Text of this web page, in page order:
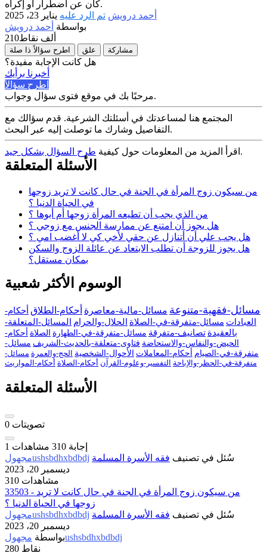
كان عن اضطرار أو إكراه.
أحمد درويش تم الرد عليه يناير 23، 2025
بواسطة أحمد درويش
210ألف نقاط
اطرح سؤالاً ذا صلة علق مشاركة
هل كانت الإجابة مفيدة؟
أخبرنا برأيك
اطرح سؤالاً
مرحبًا بك في موقع فتوى سؤال وجواب.
المجتمع هنا لمساعدتك في أسئلتك الشرعية. قدم سؤالك مع
التفاصيل وشارك ما توصلت إليه عبر البحث.
اقرأ المزيد من المعلومات حول كيفية طرح السؤال بشكل جيد .
الأسئلة المتعلقة
من سيكون زوج المرأة في الجنة في حال كانت لا تريد زوجها
في الحياة الدنيا ؟
من الذي يجب أن تطيعه المرأة زوجها أم أبوها ؟
هل يجوز أن امتنع عن ممارسة الجنس مع زوجي ؟
هل يجب علي أن أتنازل عن حقي لأخي كي لا أغضب امي ؟
هل يجوز للزوجة أن تطلب الابتعاد عن عائلة الزوج والسكن
بمكان مستقل؟
الوسوم الأكثر شعبية
مسائل-فقهية-متنوعة مسائل-مالية-معاصرة أحكام-الطلاق أحكام-
العبادات مسائل-متفرقة-في-الصلاة الحلال-والحرام المسائل-المتعلقة-
بالعقيدة تصانيف-متفرقة مسائل-متفرقة-في-الطهارة الصلاة أحكام-
الحيض-والنفاس-والاستحاضة فتاوى-متعلقة-بالحديث-الشريف مسائل-
متفرقة-في-الصيام أحكام-المعاملات الأحوال-الشخصية الحج-والعمرة مسائل-
متفرقة-في-الحظر-والإباحة التفسير-وعلوم-القرآن أحكام-الصلاة أحكام-المواريث
الأسئلة المتعلقة
0 تصويتات
1 إجابة 310 مشاهدات
مجهولushsbdhxbdbdj
سُئل في تصنيف فقه الأسرة المسلمة
ديسمبر 20، 2023
310 مشاهدات
33503 - من سيكون زوج المرأة في الجنة في حال كانت لا تريد
زوجها في الحياة الدنيا ؟
مجهولushsbdhxbdbdj
سُئل في تصنيف فقه الأسرة المسلمة
ديسمبر 20، 2023
بواسطةمجهولushsbdhxbdbdj
280 نقاط